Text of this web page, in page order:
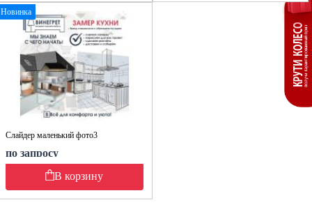
Новинка
Слайдер маленький фото3
по запросу
В корзину